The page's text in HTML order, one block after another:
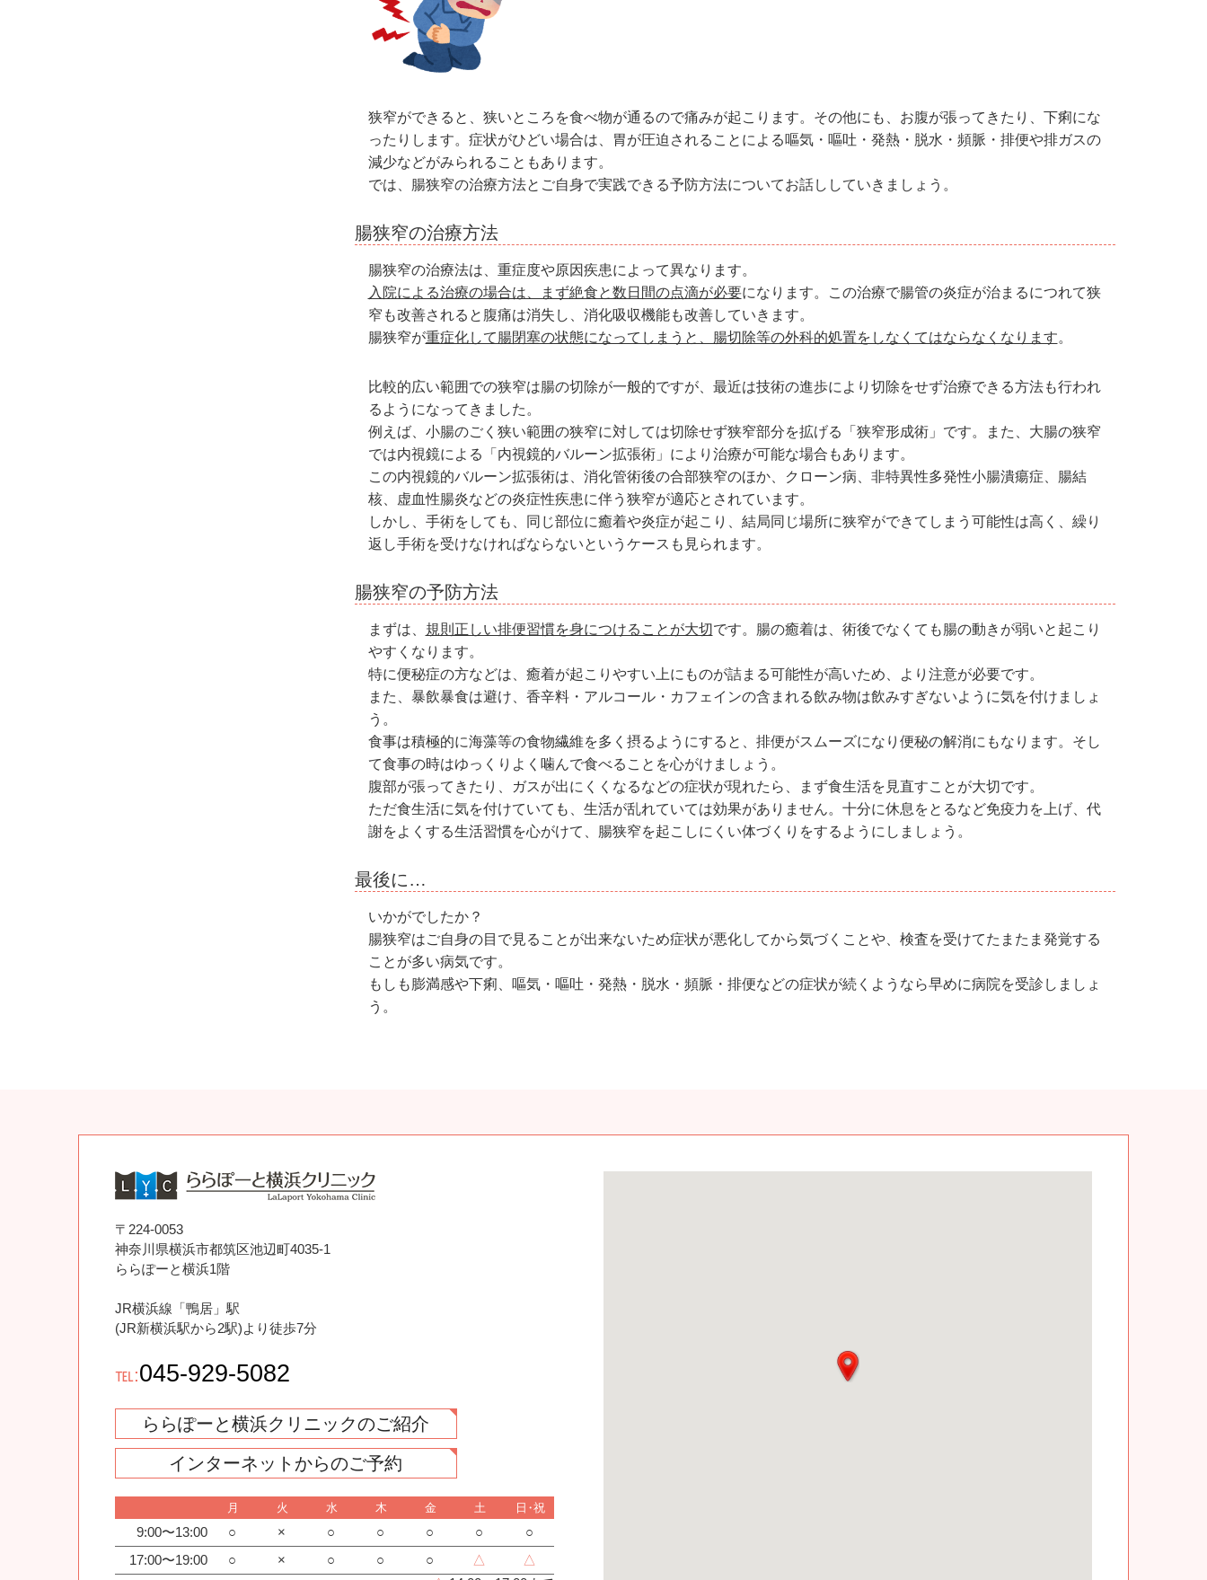
狭窄ができると、狭いところを食べ物が通るので痛みが起こります。その他にも、お腹が張ってきたり、下痢にな
ったりします。症状がひどい場合は、胃が圧迫されることによる嘔気・嘔吐・発熱・脱水・頻脈・排便や排ガスの
減少などがみられることもあります。
では、腸狭窄の治療方法とご自身で実践できる予防方法についてお話ししていきましょう。
腸狭窄の治療方法
腸狭窄の治療法は、重症度や原因疾患によって異なります。
入院による治療の場合は、まず絶食と数日間の点滴が必要になります。この治療で腸管の炎症が治まるにつれて狭
窄も改善されると腹痛は消失し、消化吸収機能も改善していきます。
腸狭窄が重症化して腸閉塞の状態になってしまうと、腸切除等の外科的処置をしなくてはならなくなります。
比較的広い範囲での狭窄は腸の切除が一般的ですが、最近は技術の進歩により切除をせず治療できる方法も行われ
るようになってきました。
例えば、小腸のごく狭い範囲の狭窄に対しては切除せず狭窄部分を拡げる「狭窄形成術」です。また、大腸の狭窄
では内視鏡による「内視鏡的バルーン拡張術」により治療が可能な場合もあります。
この内視鏡的バルーン拡張術は、消化管術後の合部狭窄のほか、クローン病、非特異性多発性小腸潰瘍症、腸結
核、虚血性腸炎などの炎症性疾患に伴う狭窄が適応とされています。
しかし、手術をしても、同じ部位に癒着や炎症が起こり、結局同じ場所に狭窄ができてしまう可能性は高く、繰り
返し手術を受けなければならないというケースも見られます。
腸狭窄の予防方法
まずは、 規則正しい排便習慣を身につけることが大切です。腸の癒着は、術後でなくても腸の動きが弱いと起こり
やすくなります。
特に便秘症の方などは、癒着が起こりやすい上にものが詰まる可能性が高いため、より注意が必要です。
また、暴飲暴食は避け、香辛料・アルコール・カフェインの含まれる飲み物は飲みすぎないように気を付けましょ
う。
食事は積極的に海藻等の食物繊維を多く摂るようにすると、排便がスムーズになり便秘の解消にもなります。そし
て食事の時はゆっくりよく噛んで食べることを心がけましょう。
腹部が張ってきたり、ガスが出にくくなるなどの症状が現れたら、まず食生活を見直すことが大切です。
ただ食生活に気を付けていても、生活が乱れていては効果がありません。十分に休息をとるなど免疫力を上げ、代
謝をよくする生活習慣を心がけて、腸狭窄を起こしにくい体づくりをするようにしましょう。
最後に…
いかがでしたか？
腸狭窄はご自身の目で見ることが出来ないため症状が悪化してから気づくことや、検査を受けてたまたま発覚する
ことが多い病気です。
もしも膨満感や下痢、嘔気・嘔吐・発熱・脱水・頻脈・排便などの症状が続くようなら早めに病院を受診しましょ
う。
〒224-0053
神奈川県横浜市都筑区池辺町4035-1
ららぽーと横浜1階
JR横浜線「鴨居」駅
(JR新横浜駅から2駅)より徒歩7分
℡:045-929-5082
ららぽーと横浜クリニックのご紹介
インターネットからのご予約
月 火 水 木 金 土 日・祝
9:00〜13:00 ○ × ○ ○ ○ ○
○
17:00〜19:00
○ × ○ ○ ○ △ △